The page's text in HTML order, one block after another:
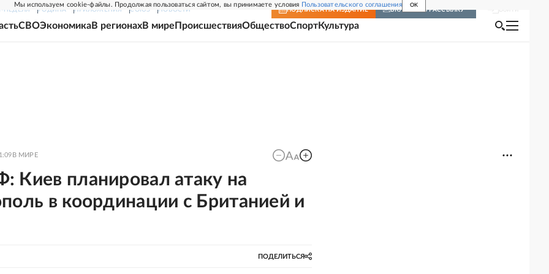
Мы используем cookie-файлы. Продолжая пользоваться сайтом, вы принимаете условия Пользовательского соглашения OK
НЕДЕЛЯ РОДИНА ПРИЛОЖЕНИЯ СОЮЗ НОВОСТИ ПОДПИСКА НА ИЗДАНИЕ ВКЛЮЧИТЬ РАССЫЛКУ
СВОЭкономикаВ регионахВ мире ПроисшествияОбществоСпортКультура
В МИРЕ
Киев планировал атаку на
в координации с Британией и
ПОДЕЛИТЬСЯ